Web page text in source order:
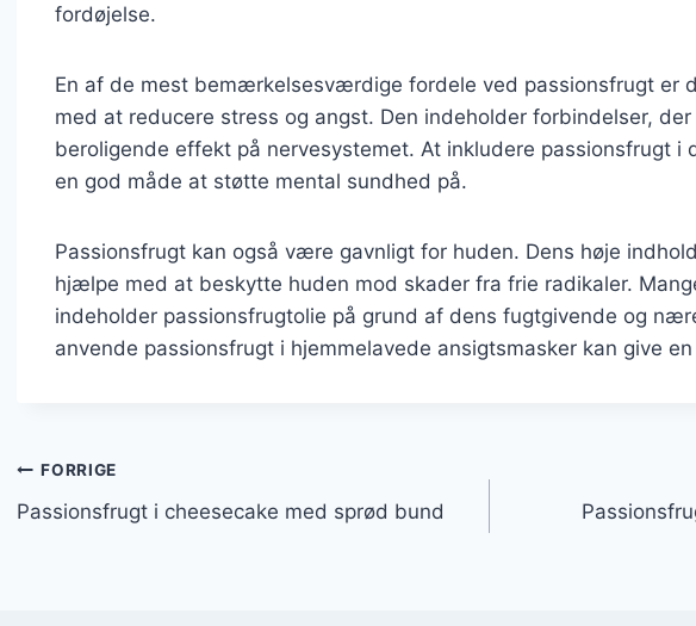
fordøjelse.
En af de mest bemærkelsesværdige fordele ved passionsfrugt er
med at reducere stress og angst. Den indeholder forbindelser, der
beroligende effekt på nervesystemet. At inkludere passionsfrugt
en god måde at støtte mental sundhed på.
Passionsfrugt kan også være gavnligt for huden. Dens høje
hjælpe med at beskytte huden mod skader fra frie radikaler.
indeholder passionsfrugtolie på grund af dens fugtgivende og
anvende passionsfrugt i hjemmelavede ansigtsmasker kan give
Indlægsnavigation
FORRIGE
Passionsfrugt i cheesecake med sprød bund